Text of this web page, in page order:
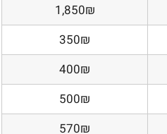
1,850₪
350₪
400₪
500₪
570₪